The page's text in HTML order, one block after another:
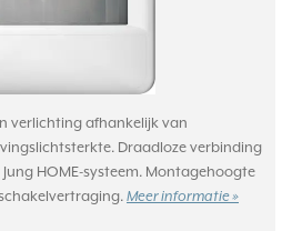
verlichting afhankelijk van
Draadloze verbinding
HOME-systeem. Montagehoogte
Meer informatie »